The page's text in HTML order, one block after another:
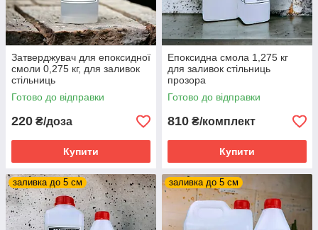
Затверджувач для епоксидної
смоли 0,275 кг, для заливок
стільниць
Готово до відправки
220 ₴/доза
Купити
Епоксидна смола 1,275 кг
для заливок стільниць
прозора
Готово до відправки
810 ₴/комплект
Купити
заливка до 5 см заливка до 5 см